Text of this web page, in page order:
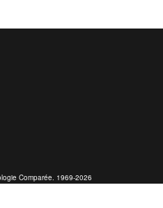
Comparée. 1969-2026